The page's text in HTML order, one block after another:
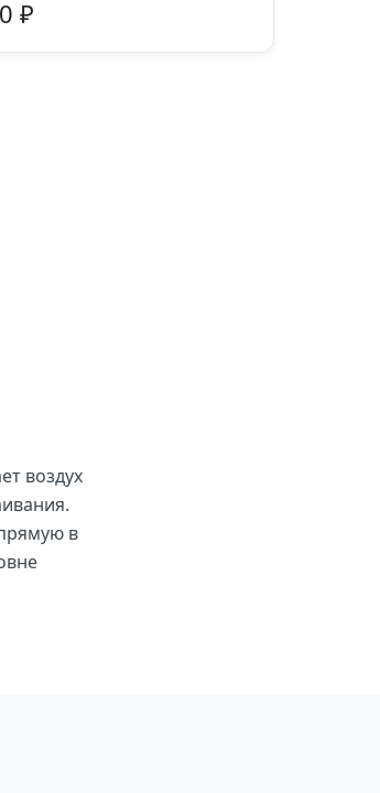
₽
воздух
в